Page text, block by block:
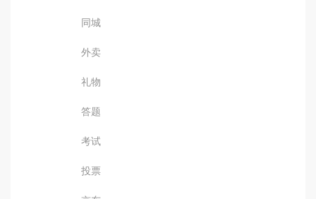
同城
外卖
礼物
答题
考试
投票